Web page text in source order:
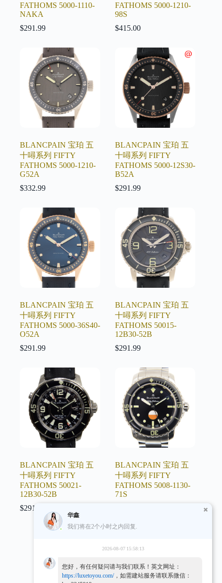
FATHOMS 5000-1110-
NAKA
$291.99
FATHOMS 5000-1210-
98S
$415.00
BLANCPAIN 宝珀 五
十噚系列 FIFTY
FATHOMS 5000-1210-
G52A
$332.99
BLANCPAIN 宝珀 五
十噚系列 FIFTY
FATHOMS 5000-12S30-
B52A
$291.99
BLANCPAIN 宝珀 五
十噚系列 FIFTY
FATHOMS 5000-36S40-
O52A
$291.99
BLANCPAIN 宝珀 五
十噚系列 FIFTY
FATHOMS 50015-
12B30-52B
$291.99
BLANCPAIN 宝珀 五
十噚系列 FIFTY
FATHOMS 50021-
12B30-52B
$291.99
BLANCPAIN 宝珀 五
十噚系列 FIFTY
FATHOMS 5008-1130-
71S
华鑫
我们将在2个小时之内回复.
2026-08-07 15:58:13
您好，有任何疑问请与我们联系！英文网址：
https://luxetoyou.com/，如需建站服务请联系微信：